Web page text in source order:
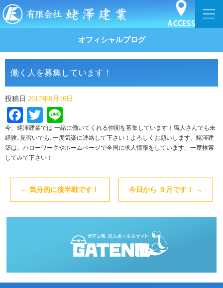
オフィシャルブログ
働く人を募集しています！
投稿日 2017年8月16日
Facebook
Twitter
今、蛯澤建業では 一緒に働いてくれる仲間を募集しています！職人さんでも未
経験､見習いでも､一度気楽に連絡して下さい！よろしくお願いします。蛯澤建
築は、ハローワークやホームページで全国に求人情報をしています。一度検索
してみて下さい！
← 気分的に後半戦です！ 今日から ９月です！ →